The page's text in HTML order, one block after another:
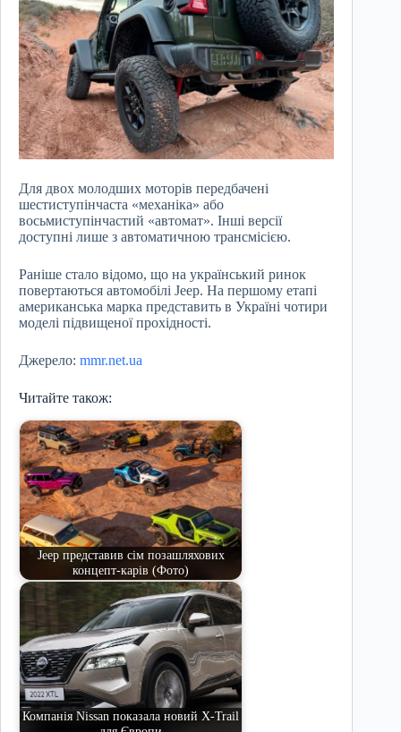
Для двох молодших моторів передбачені
шестиступінчаста «механіка» або
восьмиступінчастий «автомат». Інші версії
доступні лише з автоматичною трансмісією.
Раніше стало відомо, що на український ринок
повертаються автомобілі Jeep. На першому етапі
американська марка представить в Україні чотири
моделі підвищеної прохідності.
Джерело: mmr.net.ua
Читайте також:
Jeep представив сім позашляхових
концепт-карів (Фото)
Компанія Nissan показала новий X-Trail